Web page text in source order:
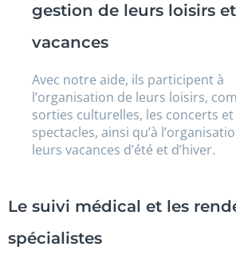
gestion de leurs loisirs et
vacances
Avec notre aide, ils participent à
l’organisation de leurs loisirs,
sorties culturelles, les concerts et
spectacles, ainsi qu’à
leurs vacances d’été et d’hiver.
Le suivi médical et les
spécialistes